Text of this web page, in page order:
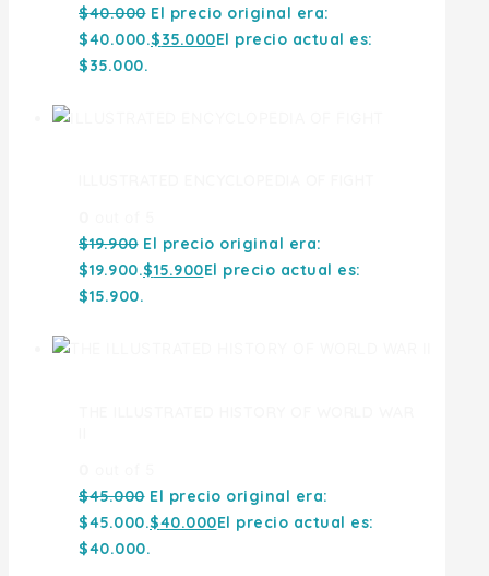
$40.000 El precio original era:
$40.000.$35.000El precio actual es:
$35.000.
$19.900 El precio original era:
$19.900.$15.900El precio actual es:
$15.900.
$45.000 El precio original era:
$45.000.$40.000El precio actual es:
$40.000.